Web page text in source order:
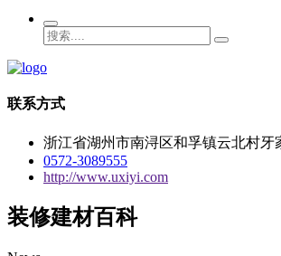
联系方式
浙江省湖州市南浔区和孚镇云北村牙
0572-3089555
http://www.uxiyi.com
装修建材百科